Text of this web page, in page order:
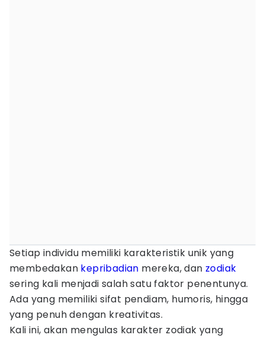
Setiap individu memiliki karakteristik unik yang
membedakan kepribadian mereka, dan zodiak
sering kali menjadi salah satu faktor penentunya.
Ada yang memiliki sifat pendiam, humoris, hingga
yang penuh dengan kreativitas.
Kali ini, akan mengulas karakter zodiak yang